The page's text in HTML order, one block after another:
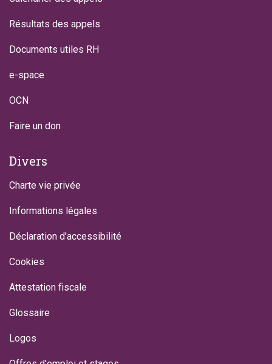
Résultats des appels
Documents utiles RH
e-space
OCN
Faire un don
Divers
Charte vie privée
Informations légales
Déclaration d'accessibilité
Cookies
Attestation fiscale
Glossaire
Logos